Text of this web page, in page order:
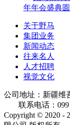
年年会盛典
关于野马
集团业务
新闻动态
往来名人
人才招聘
视觉文化
公司地址：新疆维
联系电话：
Copyright © 2020 -